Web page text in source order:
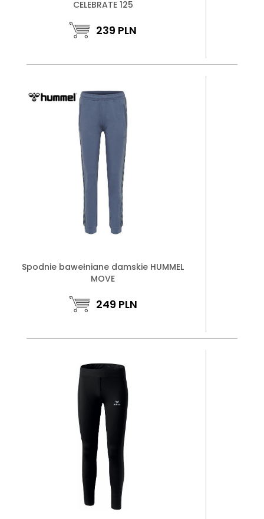
CELEBRATE 125
239 PLN
Spodnie bawełniane damskie HUMMEL
MOVE
249 PLN